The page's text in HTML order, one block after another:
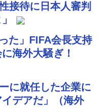
接待に日本人審判
た」FIFA会長支持
海外大騒ぎ！
に就任した企業に
デアだ」（海外